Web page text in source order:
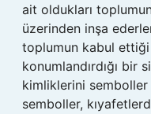
ait oldukları
üzerinden inşa
toplumun kabul
konumlandırdığı bir
kimliklerini semboller
semboller,